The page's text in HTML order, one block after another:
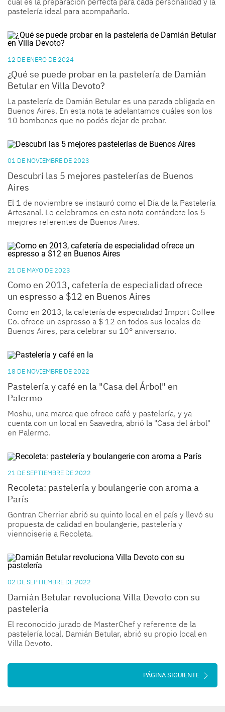
pastelería ideal para acompañarlo.
12 DE ENERO DE 2024
¿Qué se puede probar en la pastelería de Damián
Betular en Villa Devoto?
La pastelería de Damián Betular es una parada obligada en
Buenos Aires. En esta nota te adelantamos cuáles son los
10 bombones que no podés dejar de probar.
01 DE NOVIEMBRE DE 2023
Descubrí las 5 mejores pastelerías de Buenos
Aires
El 1 de noviembre se instauró como el Día de la Pastelería
Artesanal. Lo celebramos en esta nota contándote los 5
mejores referentes de Buenos Aires.
21 DE MAYO DE 2023
Como en 2013, cafetería de especialidad ofrece
un espresso a $12 en Buenos Aires
Como en 2013, la cafetería de especialidad Import Coffee
Co. ofrece un espresso a $ 12 en todos sus locales de
Buenos Aires, para celebrar su 10° aniversario.
18 DE NOVIEMBRE DE 2022
Pastelería y café en la "Casa del Árbol" en
Palermo
Moshu, una marca que ofrece café y pastelería, y ya
cuenta con un local en Saavedra, abrió la "Casa del árbol"
en Palermo.
21 DE SEPTIEMBRE DE 2022
Recoleta: pastelería y boulangerie con aroma a
París
Gontran Cherrier abrió su quinto local en el país y llevó su
propuesta de calidad en boulangerie, pastelería y
viennoiserie a Recoleta.
02 DE SEPTIEMBRE DE 2022
Damián Betular revoluciona Villa Devoto con su
pastelería
El reconocido jurado de MasterChef y referente de la
pastelería local, Damián Betular, abrió su propio local en
Villa Devoto.
PÁGINA SIGUIENTE